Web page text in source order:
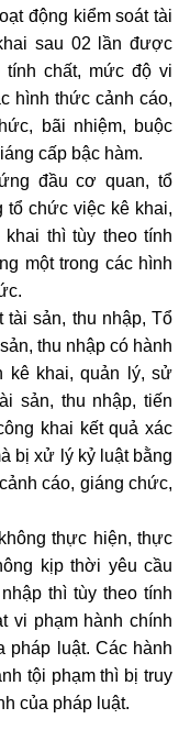
động kiểm soát tài
sau 02 lần được
tính chất, mức độ vi
hình thức cảnh cáo,
bãi nhiệm, buộc
cấp bậc hàm.
đầu cơ quan, tổ
tổ chức việc kê khai,
thì tùy theo tính
một trong các hình
sản, thu nhập, Tổ
thu nhập có hành
kê khai, quản lý, sử
sản, thu nhập, tiến
khai kết quả xác
bị xử lý kỷ luật bằng
cáo, giáng chức,
thực hiện, thực
kịp thời yêu cầu
thì tùy theo tính
vi phạm hành chính
pháp luật. Các hành
tội phạm thì bị truy
của pháp luật.